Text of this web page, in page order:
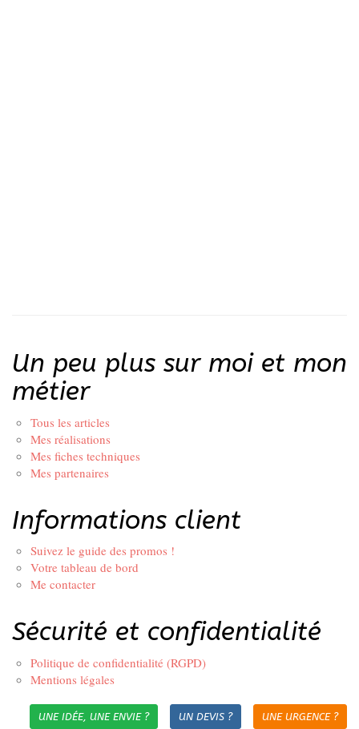
Un peu plus sur moi et mon
métier
Tous les articles
Mes réalisations
Mes fiches techniques
Mes partenaires
Informations client
Suivez le guide des promos !
Votre tableau de bord
Me contacter
Sécurité et confidentialité
Politique de confidentialité (RGPD)
Mentions légales
UNE IDÉE, UNE ENVIE ? UN DEVIS ? UNE URGENCE ?